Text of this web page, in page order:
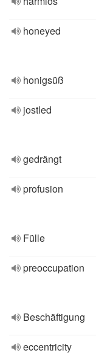
honeyed
honigsüß
jostled
gedrängt
profusion
Fülle
preoccupation
Beschäftigung
eccentricity